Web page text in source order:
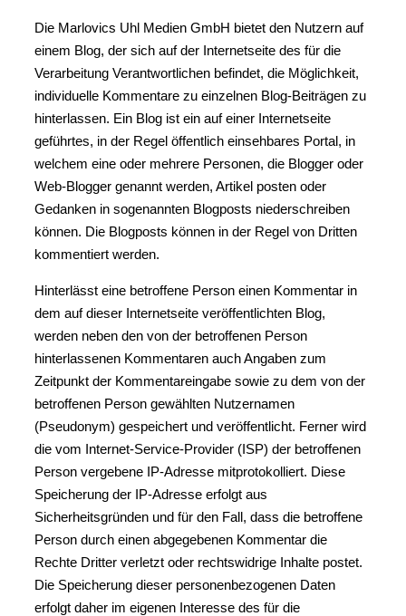
Die Marlovics Uhl Medien GmbH bietet den Nutzern auf
einem Blog, der sich auf der Internetseite des für die
Verarbeitung Verantwortlichen befindet, die Möglichkeit,
individuelle Kommentare zu einzelnen Blog-Beiträgen zu
hinterlassen. Ein Blog ist ein auf einer Internetseite
geführtes, in der Regel öffentlich einsehbares Portal, in
welchem eine oder mehrere Personen, die Blogger oder
Web-Blogger genannt werden, Artikel posten oder
Gedanken in sogenannten Blogposts niederschreiben
können. Die Blogposts können in der Regel von Dritten
kommentiert werden.
Hinterlässt eine betroffene Person einen Kommentar in
dem auf dieser Internetseite veröffentlichten Blog,
werden neben den von der betroffenen Person
hinterlassenen Kommentaren auch Angaben zum
Zeitpunkt der Kommentareingabe sowie zu dem von der
betroffenen Person gewählten Nutzernamen
(Pseudonym) gespeichert und veröffentlicht. Ferner wird
die vom Internet-Service-Provider (ISP) der betroffenen
Person vergebene IP-Adresse mitprotokolliert. Diese
Speicherung der IP-Adresse erfolgt aus
Sicherheitsgründen und für den Fall, dass die betroffene
Person durch einen abgegebenen Kommentar die
Rechte Dritter verletzt oder rechtswidrige Inhalte postet.
Die Speicherung dieser personenbezogenen Daten
erfolgt daher im eigenen Interesse des für die